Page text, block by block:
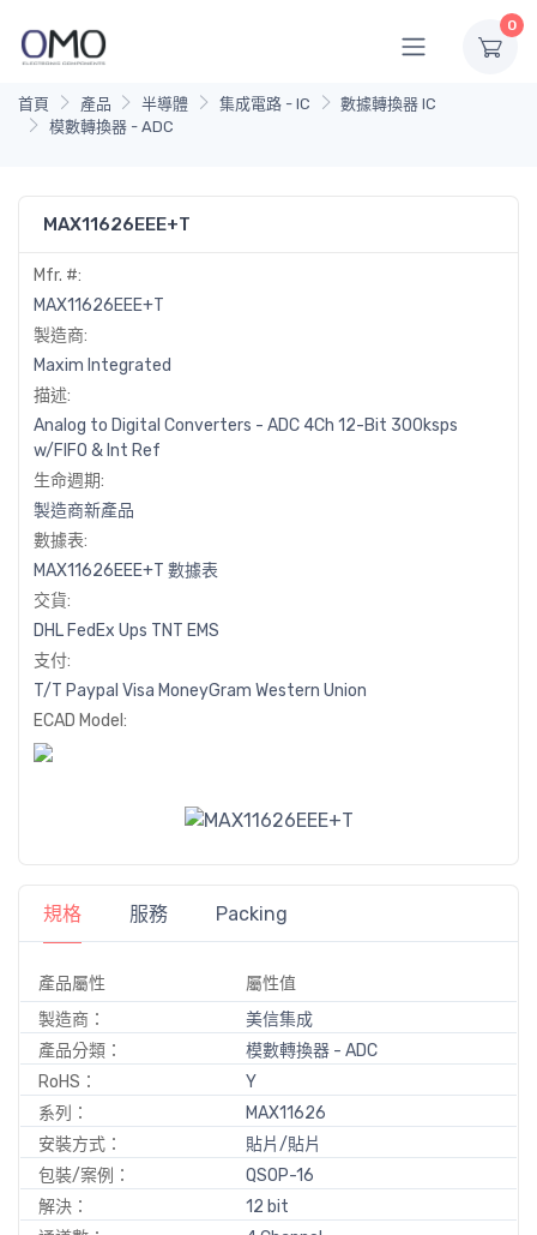
0
首頁 產品 半導體 集成電路 - IC
數據轉換器 IC
模數轉換器 - ADC
MAX11626EEE+T
Mfr. #:
MAX11626EEE+T
製造商:
Maxim Integrated
描述:
Analog to Digital Converters - ADC 4Ch 12-Bit 300ksps
w/FIFO & Int Ref
生命週期:
製造商新產品
數據表:
MAX11626EEE+T 數據表
交貨:
DHL FedEx Ups TNT EMS
支付:
T/T Paypal Visa MoneyGram Western Union
ECAD Model:
規格 服務 Packing
產品屬性
屬性值
製造商：
美信集成
產品分類：
模數轉換器 - ADC
RoHS：
Y
系列：
MAX11626
安裝方式：
貼片/貼片
包裝/案例：
QSOP-16
解決：
12 bit